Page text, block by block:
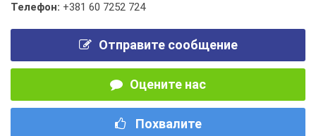
Телефон: +381 60 7252 724
Отправите сообщение
Оцените нас
Похвалите